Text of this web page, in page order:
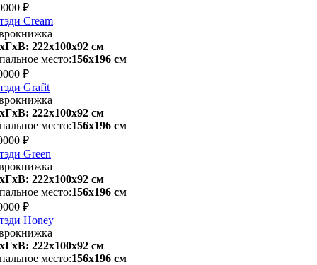
₽
Cream
222х100x92 см
место:156х196 см
₽
Grafit
222х100x92 см
место:156х196 см
₽
Green
222х100x92 см
место:156х196 см
₽
Honey
222х100x92 см
место:156х196 см